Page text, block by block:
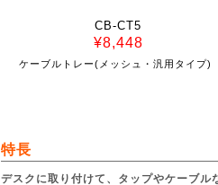
CB-CT5
¥8,448
ケーブルトレー(メッシュ・汎用タイプ)
特長
デスクに取り付けて、タップやケーブル